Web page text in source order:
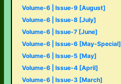
Volume-6 | Issue-9 [August]
Volume-6 | Issue-8 [July]
Volume-6 | Issue-7 [June]
Volume-6 | Issue-6 [May-Special]
Volume-6 | Issue-5 [May]
Volume-6 | Issue-4 [April]
Volume-6 | Issue-3 [March]